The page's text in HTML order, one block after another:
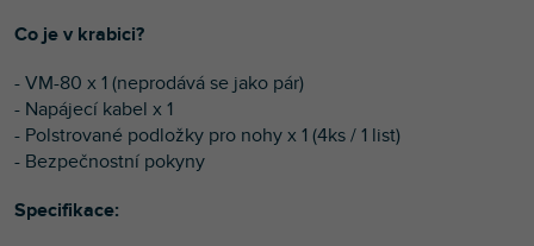
Co je v krabici?
- VM-80 x 1 (neprodává se jako pár)
- Napájecí kabel x 1
- Polstrované podložky pro nohy x 1 (4ks / 1 list)
- Bezpečnostní pokyny
Specifikace: